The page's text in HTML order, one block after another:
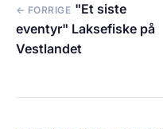
← FORRIGE "Et siste
eventyr" Laksefiske på
Vestlandet